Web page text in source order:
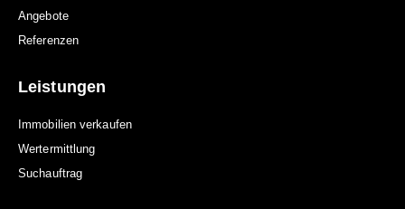
Angebote
Referenzen
Leistungen
Immobilien verkaufen
Wertermittlung
Suchauftrag